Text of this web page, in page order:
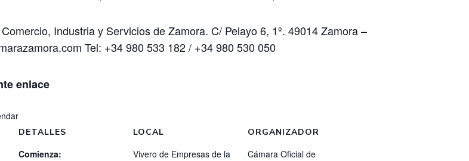
Industria y Servicios de Zamora. C/ Pelayo 6, 1º. 49014 Zamora –
Tel: +34 980 533 182 / +34 980 530 050
enlace
DETALLES
Comienza:
LOCAL
Vivero de Empresas de la
ORGANIZADOR
Cámara Oficial de